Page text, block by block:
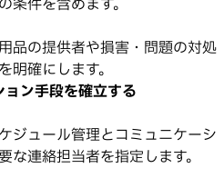
品の提供者や損害・問題の対処
明確にします。
ン手段を確立する
ジュール管理とコミュニケーシ
な連絡担当者を指定します。